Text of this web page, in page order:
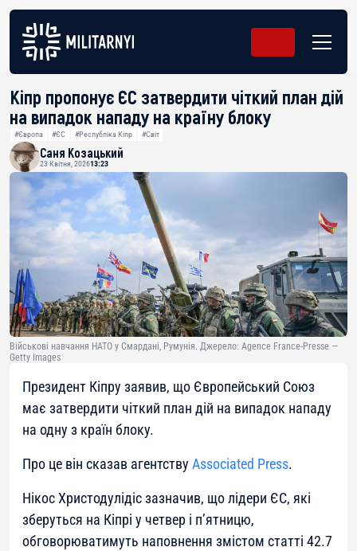
Кіпр пропонує ЄС затвердити чіткий план дій
на випадок нападу на країну блоку
#Європа #ЄС #Республіка Кіпр #Світ
Саня Козацький
23 Квітня, 202613:23
Військові навчання НАТО у Смардані, Румунія. Джерело: Agence France-Presse —
Getty Images
Президент Кіпру заявив, що Європейський Союз
має затвердити чіткий план дій на випадок нападу
на одну з країн блоку.
Про це він сказав агентству Associated Press.
Нікос Христодулідіс зазначив, що лідери ЄС, які
зберуться на Кіпрі у четвер і п’ятницю,
обговорюватимуть наповнення змістом статті 42.7